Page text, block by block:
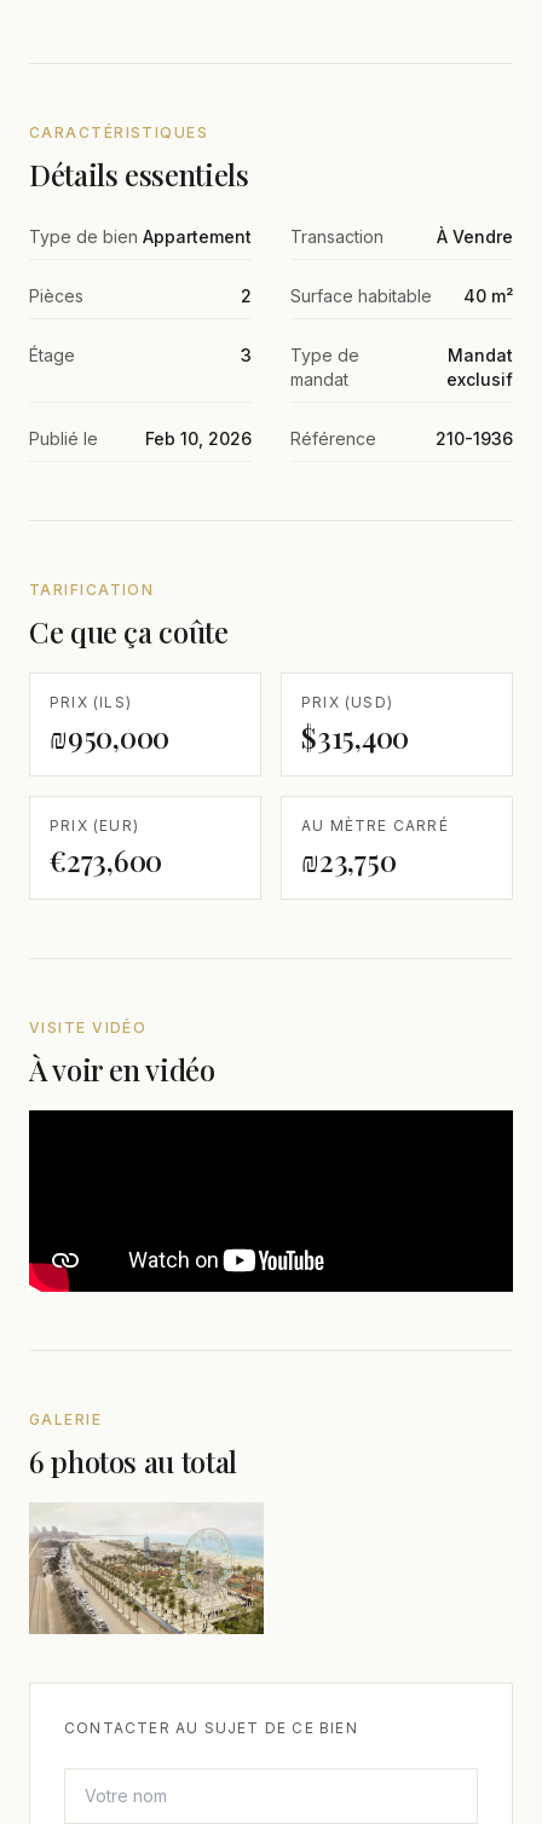
CARACTÉRISTIQUES
Détails essentiels
Type de bien Appartement Transaction À Vendre
Pièces 2 Surface habitable 40 m²
Étage 3
Type de
mandat
Mandat
exclusif
Publié le Feb 10, 2026 Référence 210-1936
TARIFICATION
Ce que ça coûte
PRIX (ILS)
₪950,000
PRIX (USD)
$315,400
PRIX (EUR)
€273,600
AU MÈTRE CARRÉ
₪23,750
VISITE VIDÉO
À voir en vidéo
GALERIE
6 photos au total
CONTACTER AU SUJET DE CE BIEN